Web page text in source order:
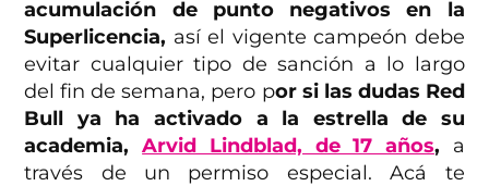
acumulación de punto negativos en la
Superlicencia, así el vigente campeón debe
evitar cualquier tipo de sanción a lo largo
del fin de semana, pero por si las dudas Red
Bull ya ha activado a la estrella de su
academia,Arvid Lindblad, de 17 años, a
través de un permiso especial. Acá te